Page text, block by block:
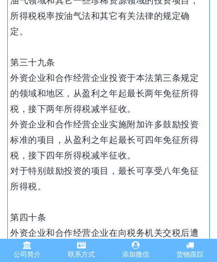
所得税税率按油气法和其它有关法律的规定确
定。
第三十九条
外资企业和合作经营企业投资于本法第三条规定
的领域和地区，从盈利之年起最长两年免征所得
税，接下两年所得税减半征收。
外资企业和合作经营企业实施附加许多鼓励投资
标准的项目，从盈利之年起最长可四年免征所得
税，接下四年所得税减半征收。
对于特别鼓励投资的项目，最长可享受八年免征
所得税。
第四十条
外资企业和合作经营企业在向税务机关交税后遭
受亏损的，可将亏损转入下一年度。并可在应税
公司简介 联系方式 添加微信 货物跟踪